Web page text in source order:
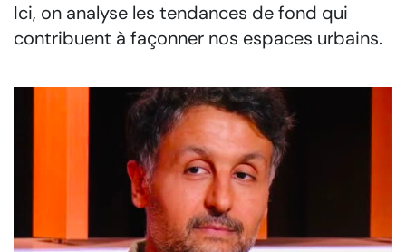
Ici, on analyse les tendances de fond qui
contribuent à façonner nos espaces urbains.